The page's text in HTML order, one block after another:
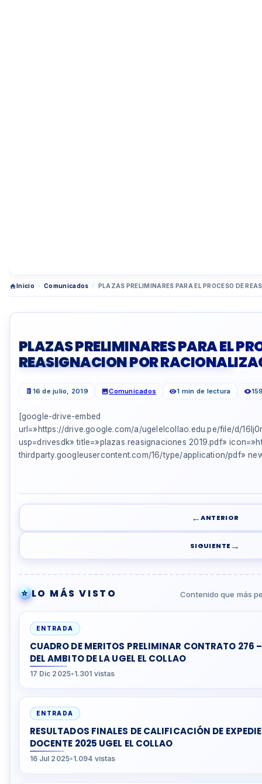
Inicio › Comunicados › PLAZAS PRELIMINARES PARA EL PROCESO DE
PLAZAS PRELIMINARES PARA EL
REASIGNACION POR
16 de julio, 2019 Comunicados 1 min de lectura
[google-drive-embed
url=»https://drive.google.com/a/ugelelcollao.edu.pe/file/d/
usp=drivesdk» title=»plazas reasignaciones 2019.pdf»
thirdparty.googleusercontent.com/16/type/application/pdf»
←ANTERIOR
SIGUIENTE →
⭐LO MÁS VISTO Contenido que más
ENTRADA
CUADRO DE MERITOS PRELIMINAR CONTRATO
DEL AMBITO DE LA UGEL EL COLLAO
17 Dic 2025•1.301 vistas
ENTRADA
RESULTADOS FINALES DE CALIFICACIÓN DE
DOCENTE 2025 UGEL EL COLLAO
16 Jul 2025•1.094 vistas